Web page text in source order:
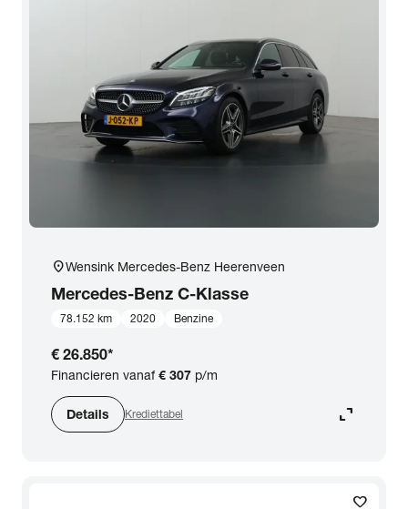
location_onWensink Mercedes-Benz Heerenveen
Mercedes-Benz C-Klasse
78.152 km 2020 Benzine
€ 26.850*
Financieren vanaf€ 307 p/m
Details Krediettabel expand_content
favorite